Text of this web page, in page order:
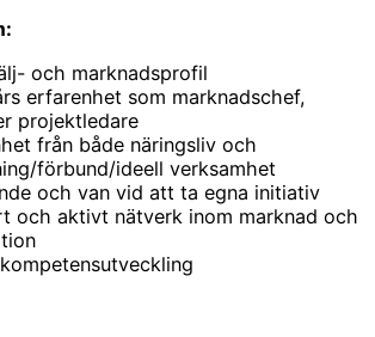
och marknadsprofil
erfarenhet som marknadschef,
projektledare
från både näringsliv och
förbund/ideell verksamhet
och van vid att ta egna initiativ
och aktivt nätverk inom marknad och